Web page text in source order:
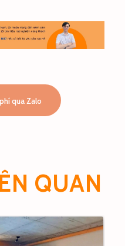
qua Zalo
QUAN